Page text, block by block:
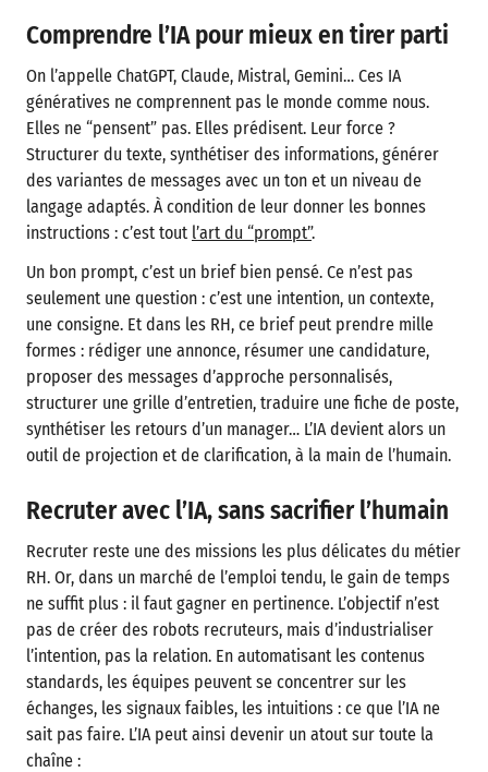
Comprendre l’IA pour mieux en tirer parti
On l’appelle ChatGPT, Claude, Mistral, Gemini… Ces IA
génératives ne comprennent pas le monde comme nous.
Elles ne “pensent” pas. Elles prédisent. Leur force ?
Structurer du texte, synthétiser des informations, générer
des variantes de messages avec un ton et un niveau de
langage adaptés. À condition de leur donner les bonnes
instructions : c’est tout l’art du “prompt”.
Un bon prompt, c’est un brief bien pensé. Ce n’est pas
seulement une question : c’est une intention, un contexte,
une consigne. Et dans les RH, ce brief peut prendre mille
formes : rédiger une annonce, résumer une candidature,
proposer des messages d’approche personnalisés,
structurer une grille d’entretien, traduire une fiche de poste,
synthétiser les retours d’un manager… L’IA devient alors un
outil de projection et de clarification, à la main de l’humain.
Recruter avec l’IA, sans sacrifier l’humain
Recruter reste une des missions les plus délicates du métier
RH. Or, dans un marché de l’emploi tendu, le gain de temps
ne suffit plus : il faut gagner en pertinence. L’objectif n’est
pas de créer des robots recruteurs, mais d’industrialiser
l’intention, pas la relation. En automatisant les contenus
standards, les équipes peuvent se concentrer sur les
échanges, les signaux faibles, les intuitions : ce que l’IA ne
sait pas faire. L’IA peut ainsi devenir un atout sur toute la
chaîne :